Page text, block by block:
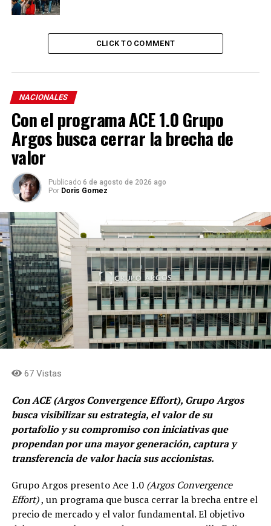
CLICK TO COMMENT
NACIONALES
Con el programa ACE 1.0 Grupo
Argos busca cerrar la brecha de
valor
Publicado 6 de agosto de 2026 ago
Por Doris Gomez
67 Vistas
Con ACE (Argos Convergence Effort), Grupo Argos
busca visibilizar su estrategia, el valor de su
portafolio y su compromiso con iniciativas que
propendan por una mayor generación, captura y
transferencia de valor hacia sus accionistas.
Grupo Argos presento Ace 1.0(Argos Convergence
Effort), un programa que busca cerrar la brecha entre el
precio de mercado y el valor fundamental. El objetivo